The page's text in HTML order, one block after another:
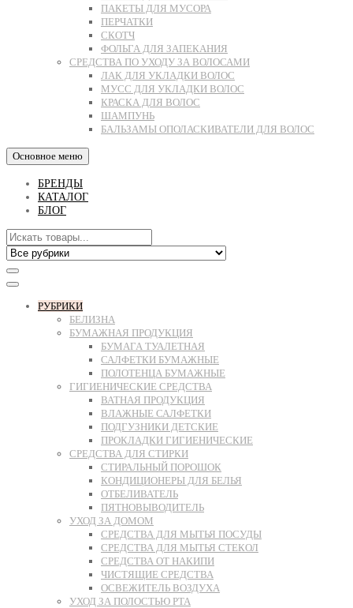
ПАКЕТЫ ДЛЯ МУСОРА
ПЕРЧАТКИ
СКОТЧ
ФОЛЬГА ДЛЯ ЗАПЕКАНИЯ
СРЕДСТВА ПО УХОДУ ЗА ВОЛОСАМИ
ЛАК ДЛЯ УКЛАДКИ ВОЛОС
МУСС ДЛЯ УКЛАДКИ ВОЛОС
КРАСКА ДЛЯ ВОЛОС
ШАМПУНЬ
БАЛЬЗАМЫ ОПОЛАСКИВАТЕЛИ ДЛЯ ВОЛОС
Основное меню
БРЕНДЫ
КАТАЛОГ
БЛОГ
РУБРИКИ
БЕЛИЗНА
БУМАЖНАЯ ПРОДУКЦИЯ
БУМАГА ТУАЛЕТНАЯ
САЛФЕТКИ БУМАЖНЫЕ
ПОЛОТЕНЦА БУМАЖНЫЕ
ГИГИЕНИЧЕСКИЕ СРЕДСТВА
ВАТНАЯ ПРОДУКЦИЯ
ВЛАЖНЫЕ САЛФЕТКИ
ПОДГУЗНИКИ ДЕТСКИЕ
ПРОКЛАДКИ ГИГИЕНИЧЕСКИЕ
СРЕДСТВА ДЛЯ СТИРКИ
СТИРАЛЬНЫЙ ПОРОШОК
КОНДИЦИОНЕРЫ ДЛЯ БЕЛЬЯ
ОТБЕЛИВАТЕЛЬ
ПЯТНОВЫВОДИТЕЛЬ
УХОД ЗА ДОМОМ
СРЕДСТВА ДЛЯ МЫТЬЯ ПОСУДЫ
СРЕДСТВА ДЛЯ МЫТЬЯ СТЕКОЛ
СРЕДСТВА ОТ НАКИПИ
ЧИСТЯЩИЕ СРЕДСТВА
ОСВЕЖИТЕЛЬ ВОЗДУХА
УХОД ЗА ПОЛОСТЬЮ РТА